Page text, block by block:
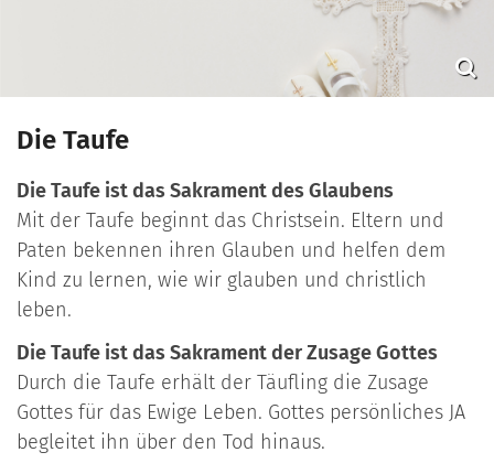
Die Taufe
Die Taufe ist das Sakrament des Glaubens
Mit der Taufe beginnt das Christsein. Eltern und
Paten bekennen ihren Glauben und helfen dem
Kind zu lernen, wie wir glauben und christlich
leben.
Die Taufe ist das Sakrament der Zusage Gottes
Durch die Taufe erhält der Täufling die Zusage
Gottes für das Ewige Leben. Gottes persönliches JA
begleitet ihn über den Tod hinaus.